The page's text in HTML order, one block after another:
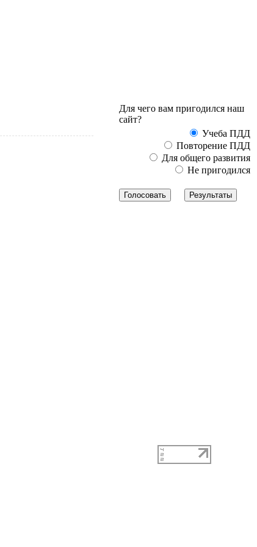
Для чего вам пригодился наш
сайт?
Учеба ПДД
Повторение ПДД
Для общего развития
Не пригодился